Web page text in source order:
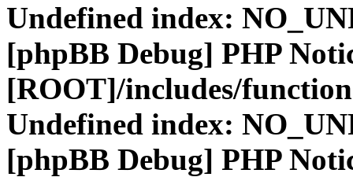
Undefined index:
[phpBB Debug] PHP
[ROOT]/includes/
Undefined index:
[phpBB Debug] PHP